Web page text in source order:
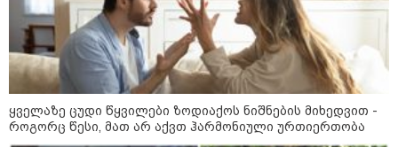
მეცნიერება
ყველაზე ცუდი წყვილები ზოდიაქოს ნიშნების მიხედვით -
როგორც წესი, მათ არ აქვთ ჰარმონიული ურთიერთობა